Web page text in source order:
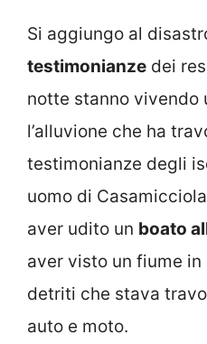
Si aggiungo al
testimonianze dei
notte stanno vivendo
l’alluvione che ha
testimonianze degli
uomo di
aver udito un boato
aver visto un fiume
detriti che stava
auto e moto.